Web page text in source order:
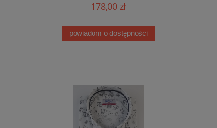
178,00 zł
powiadom o dostępności